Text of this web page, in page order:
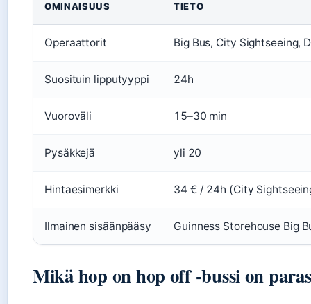
OMINAISUUS TIETO
Operaattorit Big Bus, City Sightseeing,
Suosituin lipputyyppi 24h
Vuoroväli 15–30 min
Pysäkkejä yli 20
Hintaesimerkki 34 € / 24h (City
Ilmainen sisäänpääsy Guinness Storehouse Big
Mikä hop on hop off -bussi on